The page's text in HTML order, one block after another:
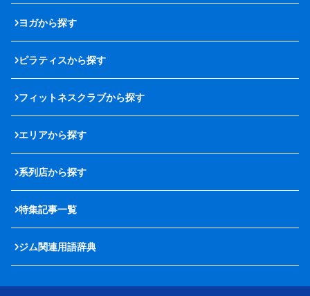
ヨガから探す
ピラティスから探す
フィットネスクラブから探す
エリアから探す
系列店から探す
特集記事一覧
ジム関連用語辞典